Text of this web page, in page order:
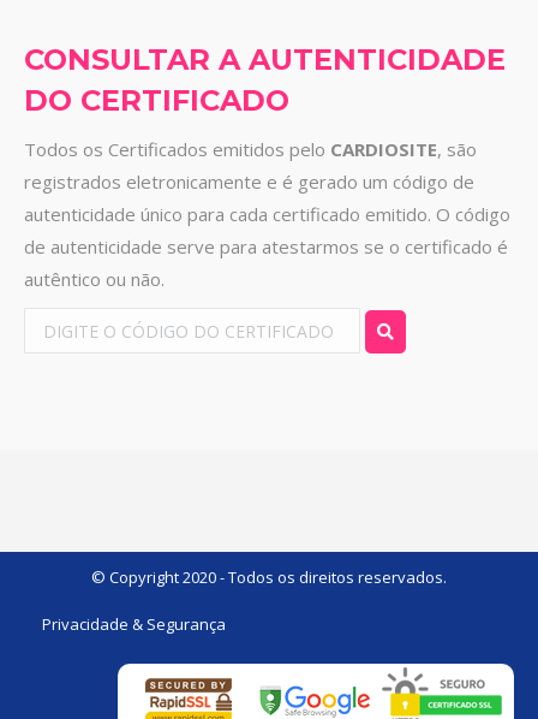
CONSULTAR A AUTENTICIDADE
DO CERTIFICADO
Todos os Certificados emitidos pelo CARDIOSITE, são
registrados eletronicamente e é gerado um código de
autenticidade único para cada certificado emitido. O código
de autenticidade serve para atestarmos se o certificado é
autêntico ou não.
© Copyright 2020 - Todos os direitos reservados.
Privacidade & Segurança